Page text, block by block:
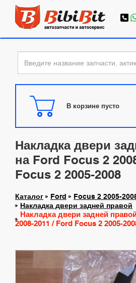
В корзине пусто
Накладка двери
на Ford Focus 2
Focus 2 2005-2008
Каталог Ford Focus 2 2005-
Накладка двери задней правой
Накладка двери задней
2008-2011 / Ford Focus 2 2005-